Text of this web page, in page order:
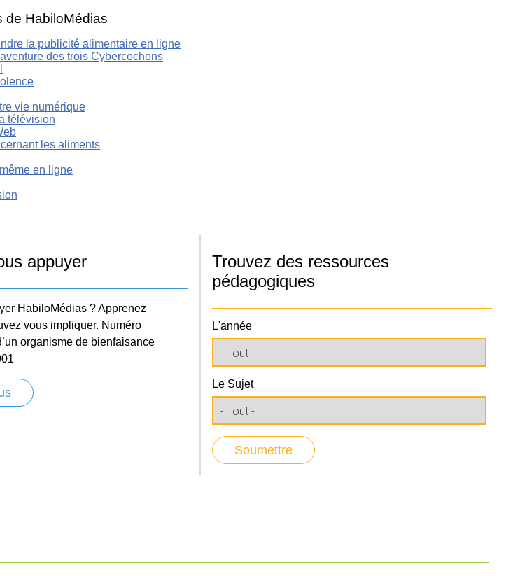
de HabiloMédias
la publicité alimentaire en ligne
des trois Cybercochons
vie numérique
télévision
les aliments
en ligne
appuyer
HabiloMédias ? Apprenez
vous impliquer. Numéro
organisme de bienfaisance
Trouvez des ressources
pédagogiques
L'année
Le Sujet